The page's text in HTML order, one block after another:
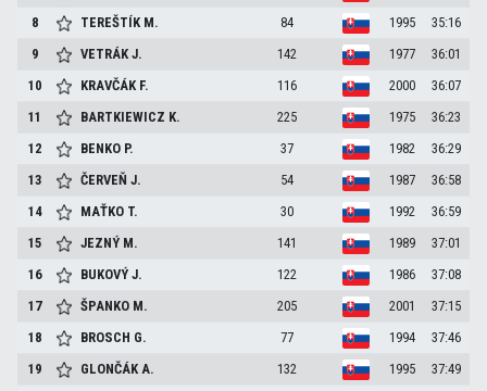
8
TEREŠTÍK M. 84 1995
35:16
9
VETRÁKJ. 142 1977
36:01
10
KRAVČÁK F. 116 2000
36:07
11
BARTKIEWICZ K. 225 1975
36:23
12
BENKO P. 37 1982
36:29
13
ČERVEŇJ. 54 1987
36:58
14
MAŤKO T. 30 1992
36:59
15
JEZNÝ M. 141 1989
37:01
16
BUKOVÝJ. 122 1986
37:08
17
ŠPANKO M. 205 2001
37:15
18
BROSCH G. 77 1994
37:46
19
GLONČÁKA. 132 1995
37:49